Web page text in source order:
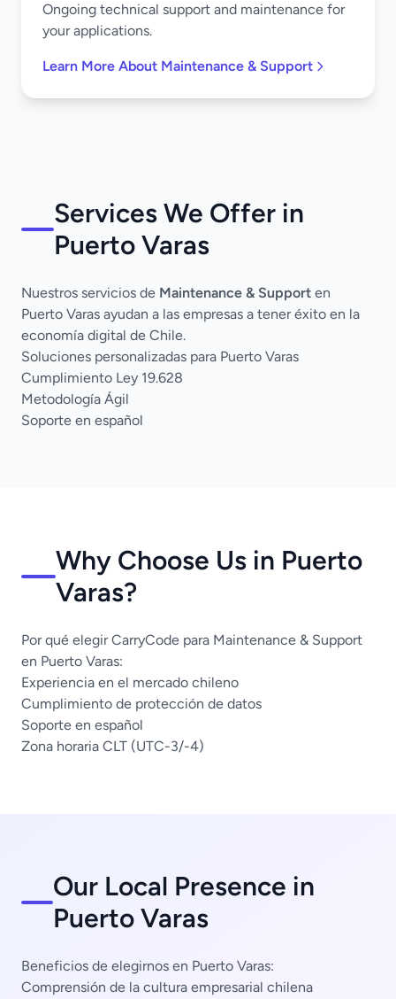
Ongoing technical support and maintenance for
your applications.
Learn More About Maintenance & Support
Services We Offer in
Puerto Varas
Nuestros servicios de Maintenance & Support en
Puerto Varas ayudan a las empresas a tener éxito en la
economía digital de Chile.
Soluciones personalizadas para Puerto Varas
Cumplimiento Ley 19.628
Metodología Ágil
Soporte en español
Why Choose Us in Puerto
Varas?
Por qué elegir CarryCode para Maintenance & Support
en Puerto Varas:
Experiencia en el mercado chileno
Cumplimiento de protección de datos
Soporte en español
Zona horaria CLT (UTC-3/-4)
Our Local Presence in
Puerto Varas
Beneficios de elegirnos en Puerto Varas:
Comprensión de la cultura empresarial chilena